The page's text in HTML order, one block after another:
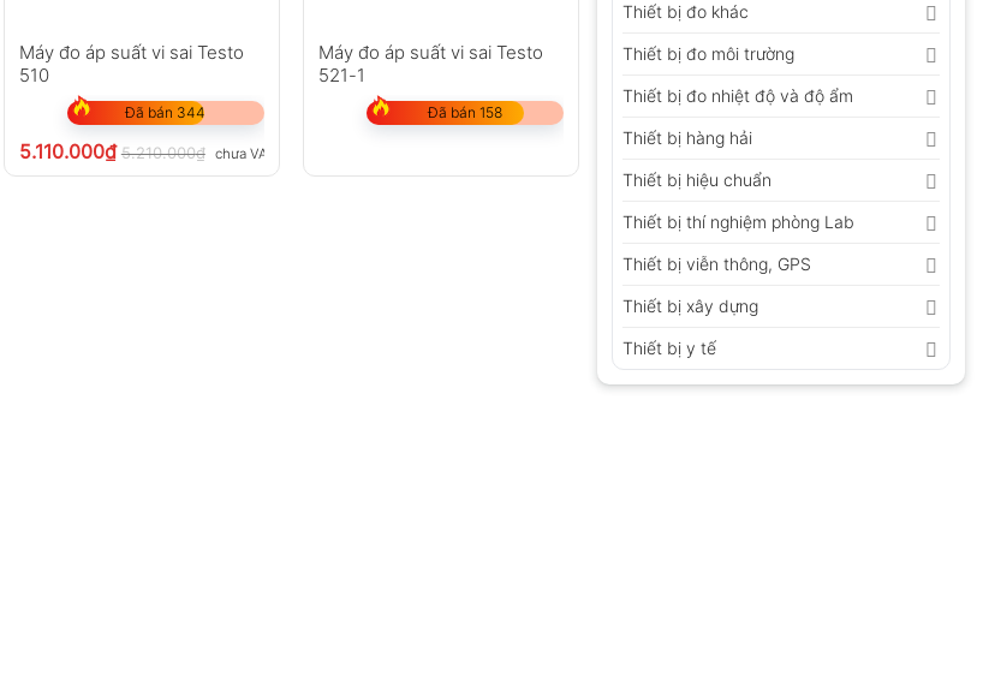
Thiết bị đo khác
Thiết bị đo môi trường
Thiết bị đo nhiệt độ và độ ẩm
Thiết bị hàng hải
Thiết bị hiệu chuẩn
Thiết bị thí nghiệm phòng Lab
Thiết bị viễn thông, GPS
Thiết bị xây dựng
Thiết bị y tế
Máy đo áp suất vi sai Testo
510
Đã bán 344
5.110.000₫ 5.210.000₫ chưa VAT 8%
Máy đo áp suất vi sai Testo
521-1
Đã bán 158